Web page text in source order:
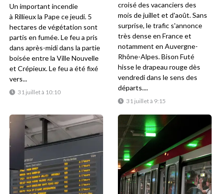
31 juillet à 10:10
Un important incendie
à Rillieux la Pape ce jeudi. 5
hectares de végétation sont
partis en fumée. Le feu a pris
dans après-midi dans la partie
boisée entre la Ville Nouvelle
et Crépieux. Le feu a été fixé
vers...
31 juillet à 9:15
croisé des vacanciers des
mois de juillet et d'août. Sans
surprise, le trafic s'annonce
très dense en France et
notamment en Auvergne-
Rhône-Alpes. Bison Futé
hisse le drapeau rouge dès
vendredi dans le sens des
départs....